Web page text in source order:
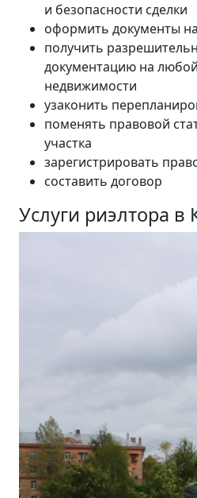
и безопасности сделки
оформить документы
получить
документацию на
недвижимости
узаконить
поменять правовой
участка
зарегистрировать
составить договор
Услуги риэлтора в